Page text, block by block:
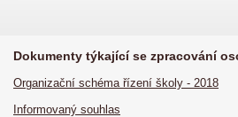
Dokumenty týkající se zpracování
Organizační schéma řízení školy - 2018
Informovaný souhlas